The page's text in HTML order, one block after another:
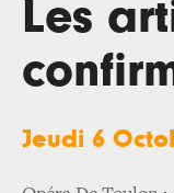
Les
Jeudi 6